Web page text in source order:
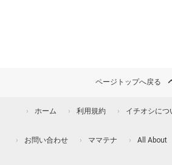
ページトップへ戻る
ホーム 利用規約 イチオシにつ
お問い合わせ ママテナ All About